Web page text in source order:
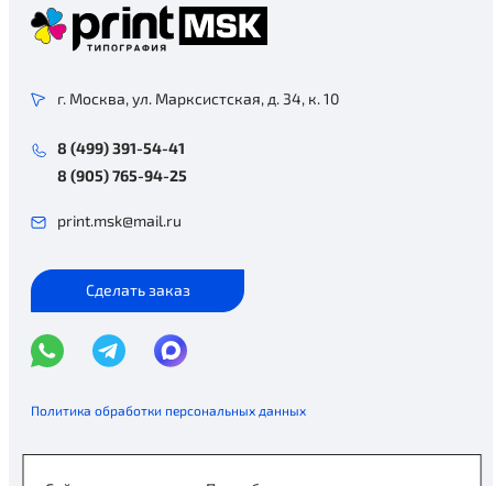
г. Москва, ул. Марксистская, д. 34, к. 10
8 (499) 391-54-41
8 (905) 765-94-25
print.msk@mail.ru
Сделать заказ
Политика обработки персональных данных